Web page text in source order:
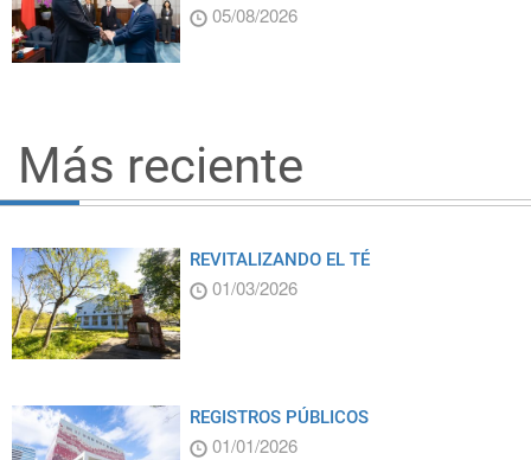
05/08/2026
Más reciente
REVITALIZANDO EL TÉ
01/03/2026
REGISTROS PÚBLICOS
01/01/2026